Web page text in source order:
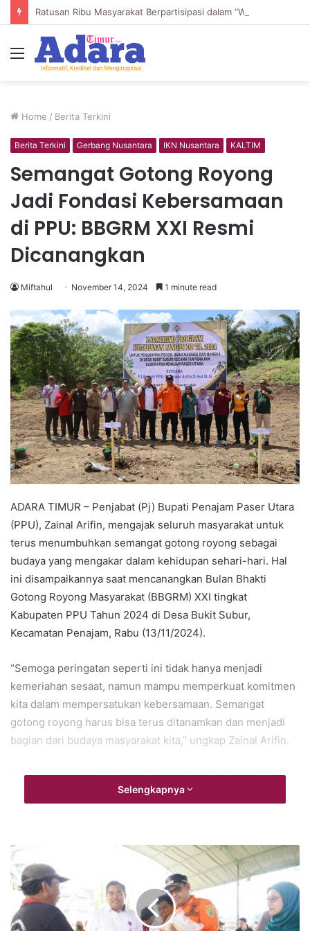
Menu
Home / Berita Terkini
Berita Terkini Gerbang Nusantara IKN Nusantara KALTIM
Semangat Gotong Royong
Jadi Fondasi Kebersamaan
di PPU: BBGRM XXI Resmi
Dicanangkan
Miftahul November 14, 2024 1 minute read
ADARA TIMUR – Penjabat (Pj) Bupati Penajam Paser Utara
(PPU), Zainal Arifin, mengajak seluruh masyarakat untuk
terus menumbuhkan semangat gotong royong sebagai
budaya yang mengakar dalam kehidupan sehari-hari. Hal
ini disampaikannya saat mencanangkan Bulan Bhakti
Gotong Royong Masyarakat (BBGRM) XXI tingkat
Kabupaten PPU Tahun 2024 di Desa Bukit Subur,
Kecamatan Penajam, Rabu (13/11/2024).
“Semoga peringatan seperti ini tidak hanya menjadi
kemeriahan sesaat, namun mampu memperkuat komitmen
kita dalam mempersatukan kebersamaan. Semangat
gotong royong harus bisa terus ditanamkan dan menjadi
bagian dari budaya masyarakat kita,” ungkap Zainal Arifin.
Menurutnya, BBGRM yang rutin dilaksanakan setiap tahun
bertujuan untuk menyegarkan dan mengukuhkan nilai-nilai
kerja sama untuk menyelesaikan berbagai tantangan
bersama.
“Gotong royong hanya bisa tumbuh ketika kita membenci
egoisme dan menggantinya dengan keberanian, kejujuran,
Selengkapnya